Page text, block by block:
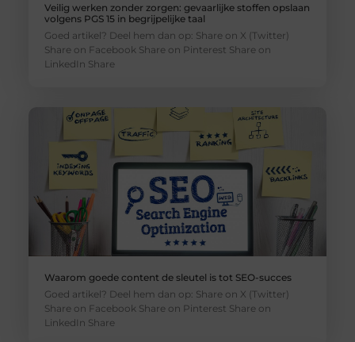
Veilig werken zonder zorgen: gevaarlijke stoffen opslaan
volgens PGS 15 in begrijpelijke taal
Goed artikel? Deel hem dan op: Share on X (Twitter)
Share on Facebook Share on Pinterest Share on
LinkedIn Share
Waarom goede content de sleutel is tot SEO-succes
Goed artikel? Deel hem dan op: Share on X (Twitter)
Share on Facebook Share on Pinterest Share on
LinkedIn Share